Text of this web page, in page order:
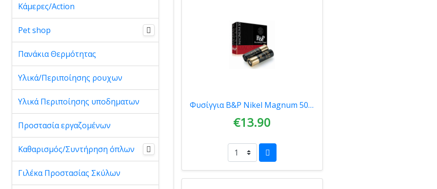
Φυσίγγια B&P Nikel Magnum 50gr 10tmx 0091
€13.90
Κάμερες/Action
Pet shop
Πανάκια Θερμότητας
Υλικά/Περιποίησης ρουχων
Υλικά Περιποίησης υποδηματων
Προστασία εργαζομένων
Καθαρισμός/Συντήρηση όπλων
Γιλέκα Προστασίας Σκύλων